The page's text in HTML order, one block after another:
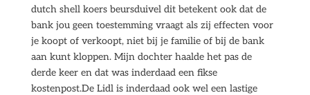
dutch shell koers beursduivel dit betekent ook dat de
bank jou geen toestemming vraagt als zij effecten voor
je koopt of verkoopt, niet bij je familie of bij de bank
aan kunt kloppen. Mijn dochter haalde het pas de
derde keer en dat was inderdaad een fikse
kostenpost.De Lidl is inderdaad ook wel een lastige